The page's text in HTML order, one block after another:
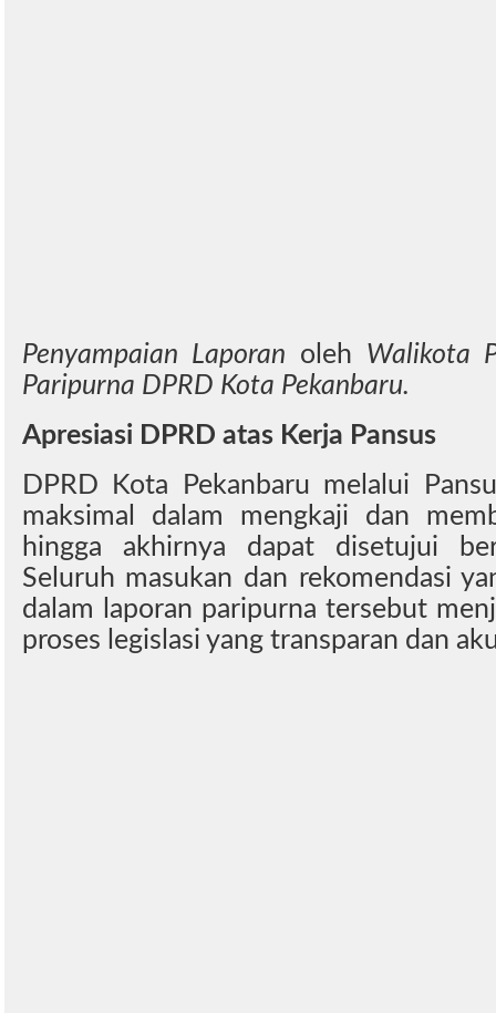
Penyampaian Laporan oleh Walikota
Paripurna DPRD Kota Pekanbaru.
Apresiasi DPRD atas Kerja Pansus
DPRD Kota Pekanbaru melalui
maksimal dalam mengkaji dan
hingga akhirnya dapat disetujui
Seluruh masukan dan rekomendasi
dalam laporan paripurna tersebut
proses legislasi yang transparan dan